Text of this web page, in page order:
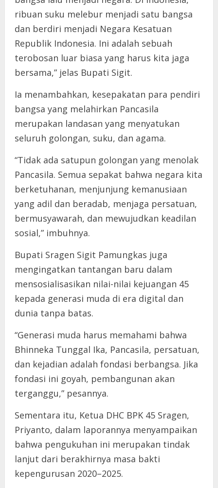
ribuan suku melebur menjadi satu bangsa
dan berdiri menjadi Negara Kesatuan
Republik Indonesia. Ini adalah sebuah
terobosan luar biasa yang harus kita jaga
bersama,” jelas Bupati Sigit.
Ia menambahkan, kesepakatan para pendiri
bangsa yang melahirkan Pancasila
merupakan landasan yang menyatukan
seluruh golongan, suku, dan agama.
“Tidak ada satupun golongan yang menolak
Pancasila. Semua sepakat bahwa negara kita
berketuhanan, menjunjung kemanusiaan
yang adil dan beradab, menjaga persatuan,
bermusyawarah, dan mewujudkan keadilan
sosial,” imbuhnya.
Bupati Sragen Sigit Pamungkas juga
mengingatkan tantangan baru dalam
mensosialisasikan nilai-nilai kejuangan 45
kepada generasi muda di era digital dan
dunia tanpa batas.
“Generasi muda harus memahami bahwa
Bhinneka Tunggal Ika, Pancasila, persatuan,
dan kejadian adalah fondasi berbangsa. Jika
fondasi ini goyah, pembangunan akan
terganggu,” pesannya.
Sementara itu, Ketua DHC BPK 45 Sragen,
Priyanto, dalam laporannya menyampaikan
bahwa pengukuhan ini merupakan tindak
lanjut dari berakhirnya masa bakti
kepengurusan 2020–2025.